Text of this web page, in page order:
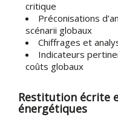
critique
Préconisations
scénarii globaux
Chiffrages et
Indicateurs
coûts globaux
Restitution écrite
énergétiques